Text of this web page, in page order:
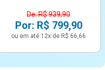
De: R$ 939,90
Por: R$ 799,90
ou em até 12x de R$ 66,66